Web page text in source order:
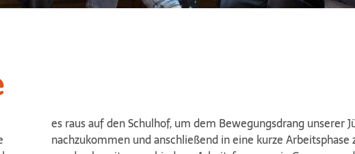
es raus auf den Schulhof, um dem Bewegungsdrang unserer
nachzukommen und anschließend in eine kurze